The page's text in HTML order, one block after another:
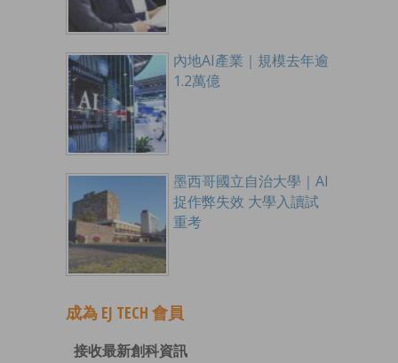
內地AI產業｜規模去年逾
1.2萬億
墨西哥國立自治大學｜AI
捉作弊失效 大學入讀試
重考
成為 EJ TECH 會員
接收最新創科資訊